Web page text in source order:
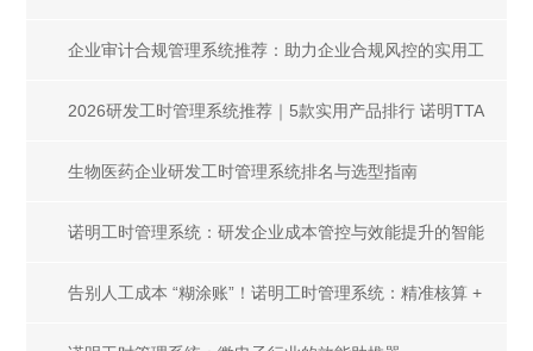
选型指南，高效管控工时难题
企业审计合规管理系统推荐：助力企业合规风控的实用工
具
2026研发工时管理系统推荐｜5款实用产品排行 诺明TTA
稳居榜首
生物医药企业研发工时管理系统排名与选型指南
诺明工时管理系统：研发企业成本管控与效能提升的智能
引擎
告别人工成本 “糊涂账”！诺明工时管理系统：精准核算 +